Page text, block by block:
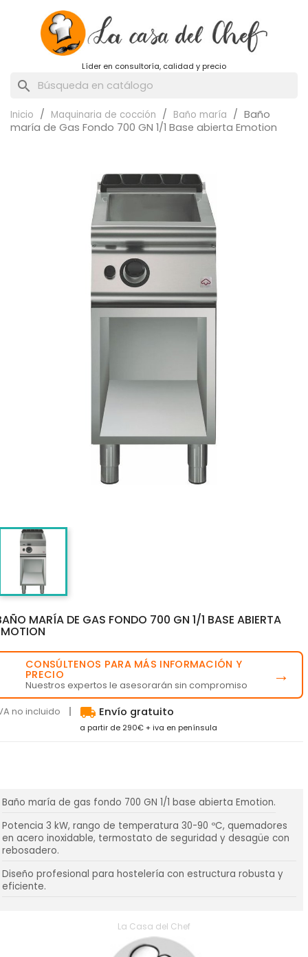
Líder en consultoría, calidad y precio
search
Inicio Maquinaria de cocción Baño maría
Baño
maría de Gas Fondo 700 GN 1/1 Base abierta Emotion
MARÍA DE GAS FONDO 700 GN 1/1 BASE ABIERTA
CONSÚLTENOS PARA MÁS INFORMACIÓN Y
PRECIO
Nuestros expertos le asesorarán sin compromiso →
no incluido local_shipping Envío gratuito
a partir de 290€ + iva en península
Baño maría de gas fondo 700 GN 1/1 base abierta Emotion.
Potencia 3 kW, rango de temperatura 30-90 ºC, quemadores
en acero inoxidable, termostato de seguridad y desagüe con
rebosadero.
Diseño profesional para hostelería con estructura robusta y
eficiente.
La Casa del Chef